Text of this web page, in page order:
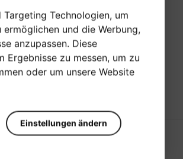
Technologien, um
und die Werbung,
anzupassen. Diese
Ergebnisse zu messen, um zu
oder um unsere Website
Einstellungen ändern